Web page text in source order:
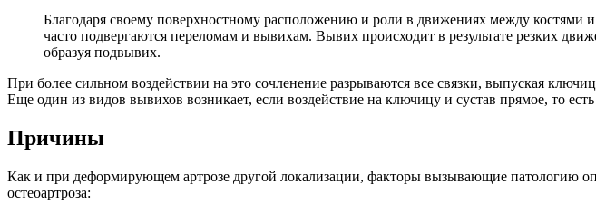
Благодаря своему поверхностному расположению и роли в движениях между костями
часто подвергаются переломам и вывихам. Вывих происходит в результате резких
образуя подвывих.
При более сильном воздействии на это сочленение разрываются все связки, выпуская
Еще один из видов вывихов возникает, если воздействие на ключицу и сустав прямое, то
Причины
Как и при деформирующем артрозе другой локализации, факторы вызывающие патологию
остеоартроза: